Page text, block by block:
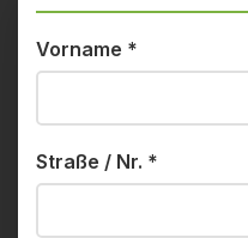
Vorname *
Straße / Nr. *